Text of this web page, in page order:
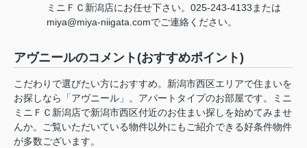
ミニＦＣ新潟店にお任せ下さい。025-243-4133または
miya@miya-niigata.comでご連絡ください。
アヴニールのコメント(おすすめポイント)
こだわりで選びたい方におすすめ。新潟市西区エリアで住まいを
お探しなら「アヴニール」。アパートタイプのお部屋です。ミニ
ミニＦＣ新潟店で新潟市西区付近のお住まい探しを始めてみませ
んか。ご覧いただいている物件以外にもご紹介できる好条件物件
が多数ございます。